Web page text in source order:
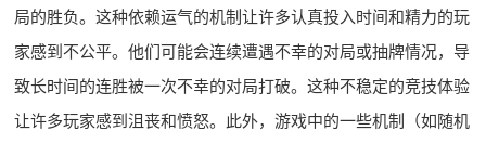
局的胜负。这种依赖运气的机制让许多认真投入时间和精力的玩
家感到不公平。他们可能会连续遭遇不幸的对局或抽牌情况，导
致长时间的连胜被一次不幸的对局打破。这种不稳定的竞技体验
让许多玩家感到沮丧和愤怒。此外，游戏中的一些机制（如随机